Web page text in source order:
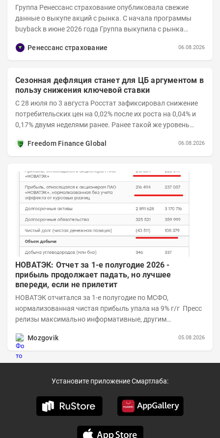
Группа Ренессанс страхование опубликовала свежие
данные о выкупе акций с рынка. C начала программы
buyback в июне 2026 года Группа выкупила с рынка
Ренессанс страхование
06.08.2026
Сезонная дефляция станет для ЦБ аргументом в
пользу снижения ключевой ставки
С 28 июля по 3 августа Росстат зафиксировал снижение
потребительских цен на 0,02% после их роста на 0,04% и
0,17% двумя неделями ранее. Ранее такой же уровень
Freedom Finance Global
06.08.2026
НОВАТЭК: Отчет за 1-е полугодие 2026 -
прибыль продолжает падать, но лучшее
впереди, если не прилетит
НОВАТЭК отчитался за 1-е полугодие по МСФО,
нормализованная чистая прибыль упала на 9% г/г Пресс
релизы максимально информативные, другим
Mozgovik
05.08.2026
Установите приложение Смартлаба: